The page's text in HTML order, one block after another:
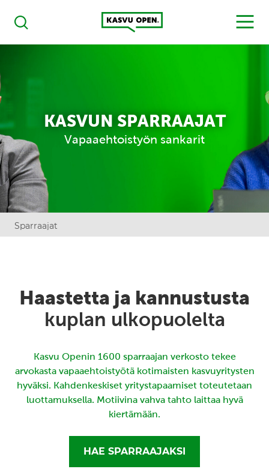
Haku
Kasvu Open
MENU
KASVUN SPARRAAJAT
Vapaaehtoistyön sankarit
Sparraajat
Haastetta ja kannustusta
kuplan ulkopuolelta
Kasvu Openin 1600 sparraajan verkosto tekee
arvokasta vapaaehtoistyötä kotimaisten kasvuyritysten
hyväksi. Kahdenkeskiset yritystapaamiset toteutetaan
luottamuksella. Motiivina vahva tahto laittaa hyvä
kiertämään.
HAE SPARRAAJAKSI